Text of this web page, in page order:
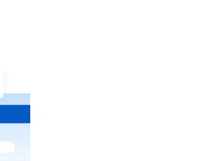
en espèces et d'autres